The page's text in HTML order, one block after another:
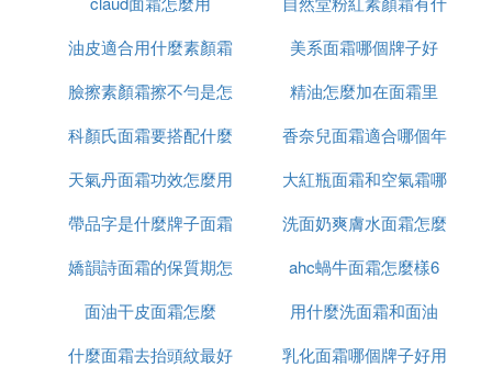
兩種高端成分協同作用，讓你的肌膚由內而外的煥發
膠原蛋白，堅持使用肉眼可見的肌膚變得更加細膩潤
精純面霜有兩個不同的版本，經營版適合油皮和混油
皮使用，滋潤版本適合大幹皮和混干皮使用。
護膚品沒有絕對的好壞。
雖然上面這幾款貴婦面霜
不管在功效還是成分上都很高級，但是它們的價格也
是十分昂貴的，有條件的人可以對自己好一點，去嘗
試使用它們，多年以後你的皮膚也會比同齡人年輕許
麼功效
油皮適合用什麼素顏霜
和氣墊
美系面霜哪個牌子好
臉擦素顏霜擦不勻是怎
麼回事啊
精油怎麼加在面霜里
科顏氏面霜要搭配什麼
用
香奈兒面霜適合哪個年
齡段
天氣丹面霜功效怎麼用
大紅瓶面霜和空氣霜哪
個好
帶品字是什麼牌子面霜
洗面奶爽膚水面霜怎麼
用法
嬌韻詩面霜的保質期怎
麼看
ahc蝸牛面霜怎麼樣6
面油干皮面霜怎麼
用什麼洗面霜和面油
什麼面霜去抬頭紋最好
乳化面霜哪個牌子好用